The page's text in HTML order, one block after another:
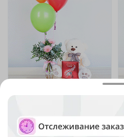
"Герберы, мишка, конфеты
и шарики"